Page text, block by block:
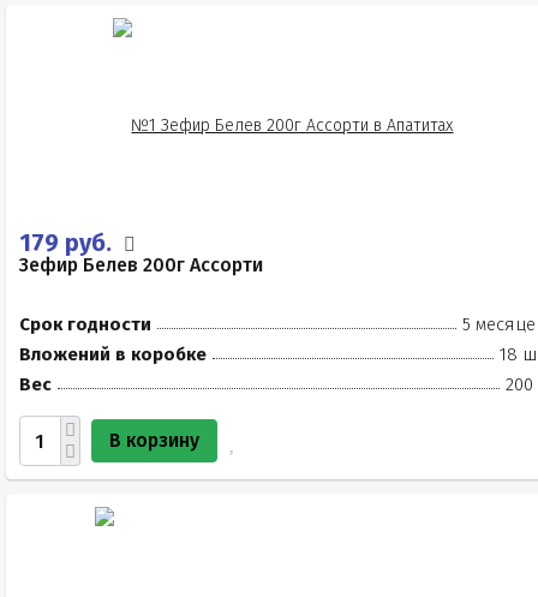
179 руб.
Зефир Белев 200г Ассорти
Срок годности
5
Вложений в коробке
18
Вес
200
В корзину